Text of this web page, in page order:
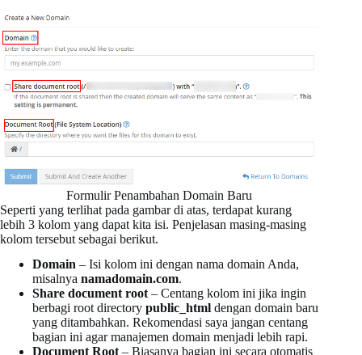
Formulir Penambahan Domain Baru
Seperti yang terlihat pada gambar di atas, terdapat kurang
lebih 3 kolom yang dapat kita isi. Penjelasan masing-masing
kolom tersebut sebagai berikut.
Domain – Isi kolom ini dengan nama domain Anda,
misalnya namadomain.com.
Share document root – Centang kolom ini jika ingin
berbagi root directory public_html dengan domain baru
yang ditambahkan. Rekomendasi saya jangan centang
bagian ini agar manajemen domain menjadi lebih rapi.
Document Root – Biasanya bagian ini secara otomatis